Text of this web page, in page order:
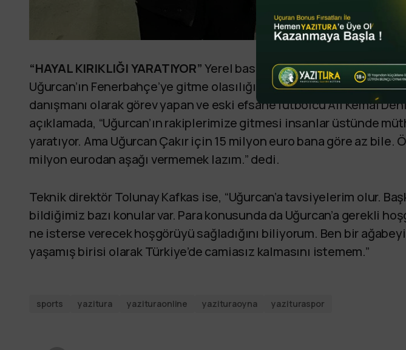
“HAYAL KIRIKLIĞI YARATIYOR”Yerel basın ve Trabzonspor’da
Uğurcan’ın Fenerbahçe’ye gitme olasılığına tepkili.
danışmanı olarak görev yapan ve eski efsane futbolcu Ali Kemal
açıklamada, “Uğurcan’ın rakiplerimize gitmesi insanlar üstünde
yaratıyor. Ama Uğurcan Çakır için 15 milyon euro bana göre az bile.
milyon eurodan aşağı vermemek lazım.” dedi.
Teknik direktör Tolunay Kafkas ise, “Uğurcan’a tavsiyelerim olur.
bildiğimiz bazı konular var. Para konusunda da Uğurcan’a gerekli
ne isterse verecek hoşgörüyü sağladığını biliyorum. Ben bir
yaşamış birisi olarak Türkiye’de camiasız kalmasını istemem.”
sports yazitura yazituraonline yazituraoyna yazituraspor